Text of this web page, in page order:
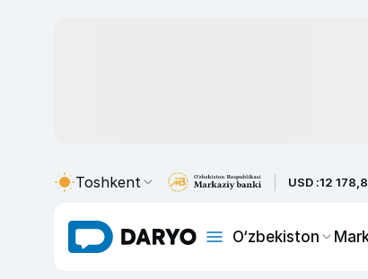
Toshkent USD :12
O‘zbekiston